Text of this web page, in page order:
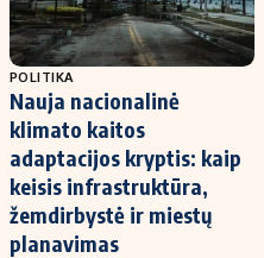
POLITIKA
Nauja nacionalinė
klimato kaitos
adaptacijos kryptis: kaip
keisis infrastruktūra,
žemdirbystė ir miestų
planavimas